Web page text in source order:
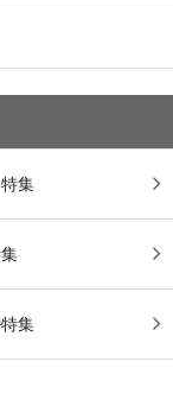
集
集